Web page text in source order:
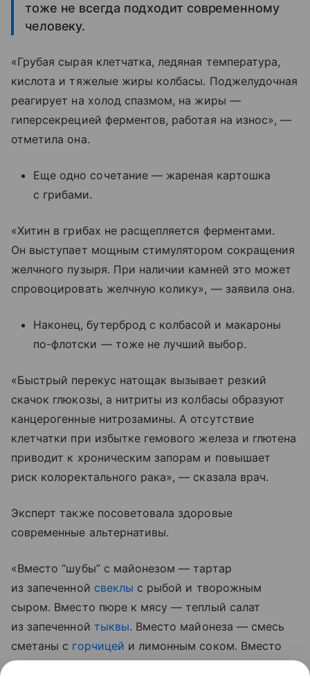
тоже не всегда подходит современному
человеку.
«Грубая сырая клетчатка, ледяная температура,
кислота и тяжелые жиры колбасы. Поджелудочная
реагирует на холод спазмом, на жиры —
гиперсекрецией ферментов, работая на износ», —
отметила она.
Еще одно сочетание — жареная картошка
с грибами.
«Хитин в грибах не расщепляется ферментами.
Он выступает мощным стимулятором сокращения
желчного пузыря. При наличии камней это может
спровоцировать желчную колику», — заявила она.
Наконец, бутерброд с колбасой и макароны
по-флотски — тоже не лучший выбор.
«Быстрый перекус натощак вызывает резкий
скачок глюкозы, а нитриты из колбасы образуют
канцерогенные нитрозамины. А отсутствие
клетчатки при избытке гемового железа и глютена
приводит к хроническим запорам и повышает
риск колоректального рака», — сказала врач.
Эксперт также посоветовала здоровые
современные альтернативы.
«Вместо “шубы” с майонезом — тартар
из запеченной свеклы с рыбой и творожным
сыром. Вместо пюре к мясу — теплый салат
из запеченной тыквы. Вместо майонеза — смесь
сметаны с горчицей и лимонным соком. Вместо
колбасы — домашний паштет из куриной печени